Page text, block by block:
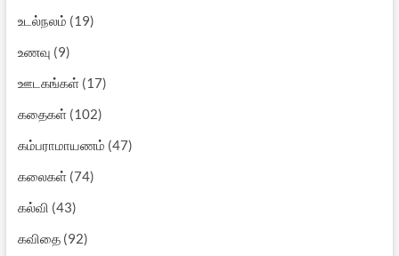
உடல்நலம் (19)
உணவு (9)
ஊடகங்கள்(17)
கதைகள்(102)
கம்பராமாயணம் (47)
கலைகள்(74)
கல்வி (43)
கவிதை(92)